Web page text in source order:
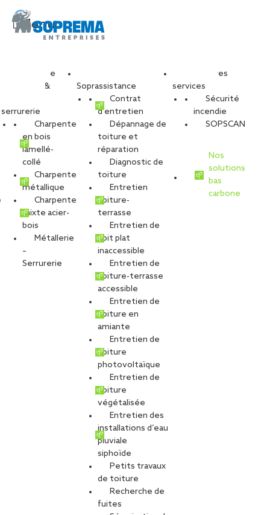
Menu
Travaux de
charpente &
serrurerie
Charpente
en bois
lamellé-
collé
Charpente
métallique
Charpente
mixte acier-
bois
Métallerie
–
Serrurerie
Soprassistance
Contrat
d’entretien
Dépannage de
toiture et
réparation
Diagnostic de
toiture
Entretien
toiture-
terrasse
Entretien de
toit plat
inaccessible
Entretien de
toiture-terrasse
accessible
Entretien de
toiture en
amiante
Entretien de
toiture
photovoltaïque
Entretien de
toiture
végétalisée
Entretien des
installations d’eau
pluviale
siphoïde
Petits travaux
de toiture
Recherche de
fuites
Nos autres
services
Sécurité
incendie
SOPSCAN
Nos
solutions
bas
carbone
Atypix – Soprema
Entreprises – Chantier
Bourgbarré – 10
(WEB)
PARTAGER
05 juin 2023